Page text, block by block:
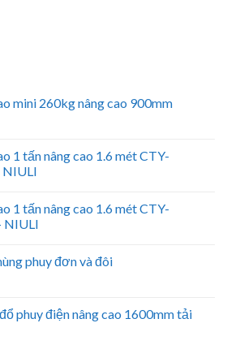
mini 260kg nâng cao 900mm
1 tấn nâng cao 1.6 mét CTY-
NIULI
1 tấn nâng cao 1.6 mét CTY-
NIULI
phuy đơn và đôi
phuy điện nâng cao 1600mm tải